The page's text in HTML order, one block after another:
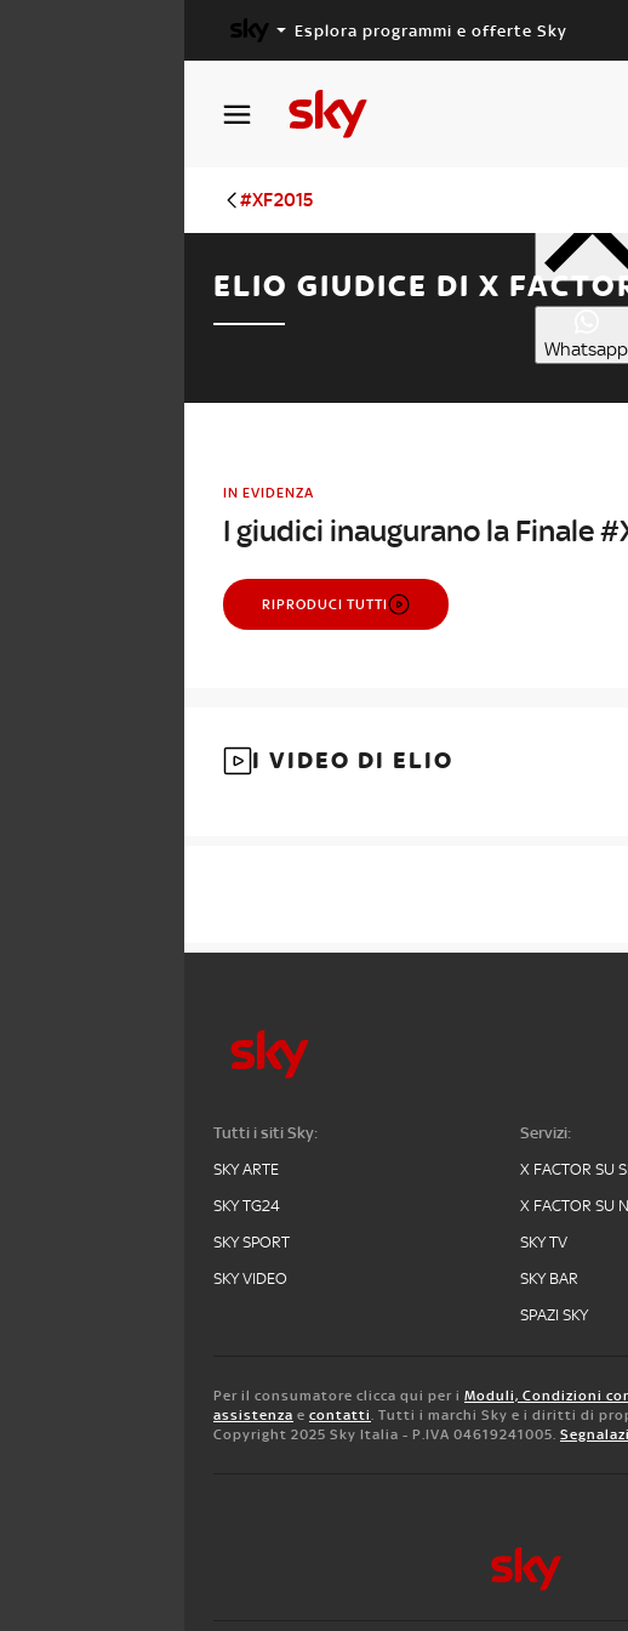
Esplora programmi e offerte Sky
#XF2015
ELIO GIUDICE DI X
Whatsapp
IN EVIDENZA
I giudici inaugurano la Finale
RIPRODUCI TUTTI
I VIDEO DI ELIO
Tutti i siti Sky:
SKY ARTE
SKY TG24
SKY SPORT
SKY VIDEO
Servizi:
X FACTOR SU
X FACTOR SU
SKY TV
SKY BAR
SPAZI SKY
Per il consumatore clicca qui per i Moduli, Condizioni
assistenza e contatti. Tutti i marchi Sky e i diritti di
Copyright 2025 Sky Italia - P.IVA 04619241005.